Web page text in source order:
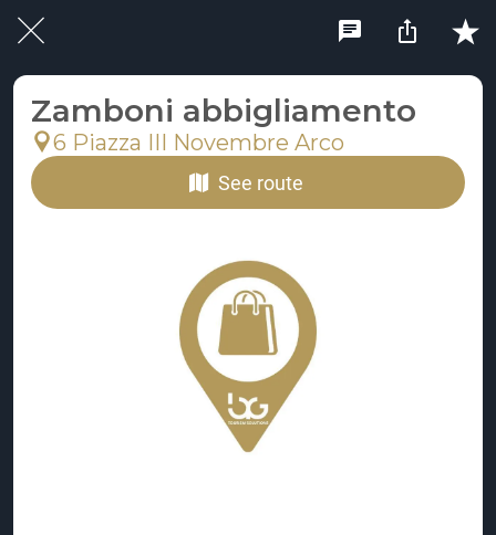
Zamboni abbigliamento
6 Piazza III Novembre Arco
See route